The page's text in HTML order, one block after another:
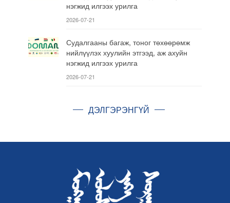
нэгжид илгээх урилга
2026-07-21
Судалгааны багаж, тоног төхөөрөмж
нийлүүлэх хуулийн этгээд, аж ахуйн
нэгжид илгээх урилга
2026-07-21
ДЭЛГЭРЭНГҮЙ